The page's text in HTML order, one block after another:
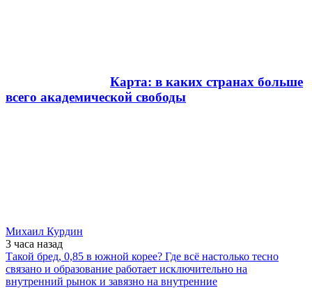
Карта: в каких странах больше
всего академической свободы
Михаил Курдин
3 часа назад
Такой бред, 0,85 в южной корее? Где всё настолько тесно
связано и образование работает исключительно на
внутренний рынок и завязно на внутренние